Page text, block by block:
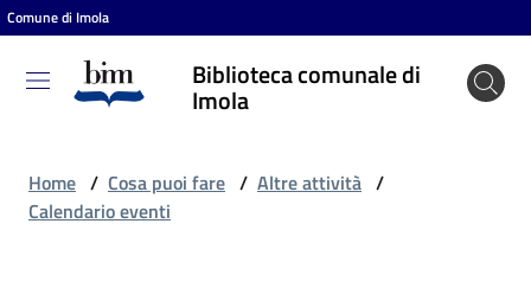
Vai al contenuto
Vai alla navigazione
Vai al footer
Comune di Imola
Biblioteca comunale di
Imola
Biblioteca
comunale
Home / Cosa puoi fare / Altre attività /
Calendario eventi